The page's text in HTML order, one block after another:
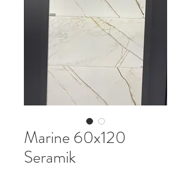
Marine 60x120
Seramik